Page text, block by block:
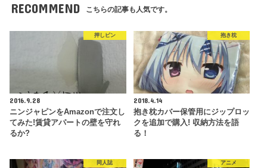
RECOMMEND こちらの記事も人気です。
押しピン
2016.9.28
ニンジャピンをAmazonで注文し
てみた!賃貸アパートの壁を守れ
るか?
抱き枕
2018.4.14
抱き枕カバー保管用にジップロッ
クを追加で購入! 収納方法を語
る！
同人誌 アニメ